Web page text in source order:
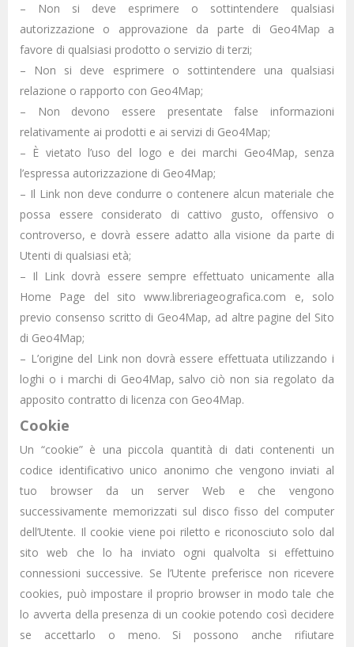
– Non si deve esprimere o sottintendere qualsiasi
autorizzazione o approvazione da parte di Geo4Map a
favore di qualsiasi prodotto o servizio di terzi;
– Non si deve esprimere o sottintendere una qualsiasi
relazione o rapporto con Geo4Map;
– Non devono essere presentate false informazioni
relativamente ai prodotti e ai servizi di Geo4Map;
– È vietato l’uso del logo e dei marchi Geo4Map, senza
l’espressa autorizzazione di Geo4Map;
– Il Link non deve condurre o contenere alcun materiale che
possa essere considerato di cattivo gusto, offensivo o
controverso, e dovrà essere adatto alla visione da parte di
Utenti di qualsiasi età;
– Il Link dovrà essere sempre effettuato unicamente alla
Home Page del sito www.libreriageografica.com e, solo
previo consenso scritto di Geo4Map, ad altre pagine del Sito
di Geo4Map;
– L’origine del Link non dovrà essere effettuata utilizzando i
loghi o i marchi di Geo4Map, salvo ciò non sia regolato da
apposito contratto di licenza con Geo4Map.
Cookie
Un “cookie” è una piccola quantità di dati contenenti un
codice identificativo unico anonimo che vengono inviati al
tuo browser da un server Web e che vengono
successivamente memorizzati sul disco fisso del computer
dell’Utente. Il cookie viene poi riletto e riconosciuto solo dal
sito web che lo ha inviato ogni qualvolta si effettuino
connessioni successive. Se l’Utente preferisce non ricevere
cookies, può impostare il proprio browser in modo tale che
lo avverta della presenza di un cookie potendo così decidere
se accettarlo o meno. Si possono anche rifiutare